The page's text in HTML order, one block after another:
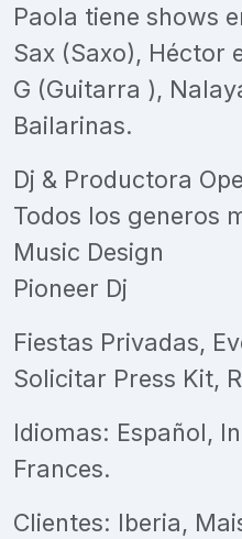
Paola tiene shows
Sax (Saxo), Héctor
G (Guitarra ),
Bailarinas.
Dj & Productora
Todos los generos
Music Design
Pioneer Dj
Fiestas Privadas,
Solicitar Press Kit,
Idiomas: Español,
Frances.
Clientes: Iberia,